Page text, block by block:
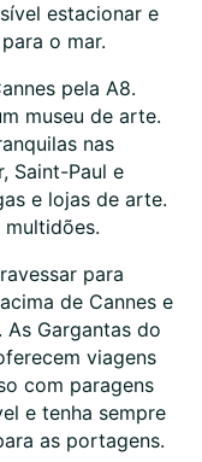
estacionar e
o mar.
pela A8.
museu de arte.
nas
Saint-Paul e
e lojas de arte.
para
de Cannes e
Gargantas do
viagens
com paragens
e tenha sempre
as portagens.